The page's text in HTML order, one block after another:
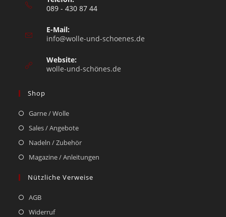
089 - 430 87 44
E-Mail:
info@wolle-und-schoenes.de
Website:
wolle-und-schönes.de
Shop
Garne / Wolle
Sales / Angebote
Nadeln / Zubehör
Magazine / Anleitungen
Nützliche Verweise
AGB
Widerruf